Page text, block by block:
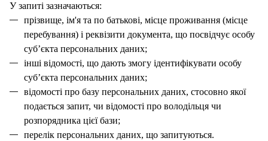
У запиті зазначаються:
прізвище, ім'я та по батькові, місце проживання (місце
перебування) і реквізити документа, що посвідчує особу
суб’єкта персональних даних;
інші відомості, що дають змогу ідентифікувати особу
суб’єкта персональних даних;
відомості про базу персональних даних, стосовно якої
подається запит, чи відомості про володільця чи
розпорядника цієї бази;
перелік персональних даних, що запитуються.